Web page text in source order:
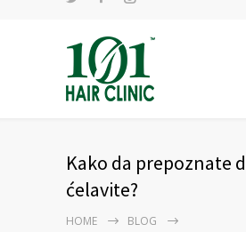
Kako da prepoznate
ćelavite?
HOME
BLOG